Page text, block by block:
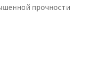
прочности